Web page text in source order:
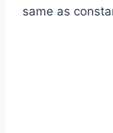
same as